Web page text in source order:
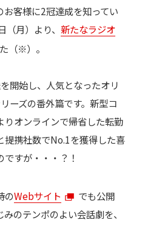
客様に2冠達成を知ってい
月）より、 新たなラジオ
（※）。
開始し、人気となったオリ
ーズの番外篇です。新型コ
りオンラインで帰省した転勤
提携社数でNo.1を獲得した喜
すが・・・？！
のWebサイト
でも公開
のテンポのよい会話劇を、